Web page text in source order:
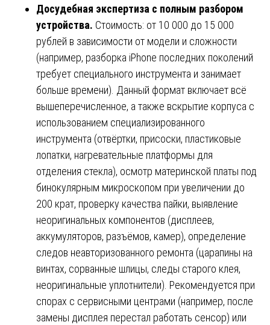
Досудебная экспертиза с полным разбором
устройства. Стоимость: от 10 000 до 15 000
рублей в зависимости от модели и сложности
(например, разборка iPhone последних поколений
требует специального инструмента и занимает
больше времени). Данный формат включает всё
вышеперечисленное, а также вскрытие корпуса с
использованием специализированного
инструмента (отвёртки, присоски, пластиковые
лопатки, нагревательные платформы для
отделения стекла), осмотр материнской платы под
бинокулярным микроскопом при увеличении до
200 крат, проверку качества пайки, выявление
неоригинальных компонентов (дисплеев,
аккумуляторов, разъёмов, камер), определение
следов неавторизованного ремонта (царапины на
винтах, сорванные шлицы, следы старого клея,
неоригинальные уплотнители). Рекомендуется при
спорах с сервисными центрами (например, после
замены дисплея перестал работать сенсор) или